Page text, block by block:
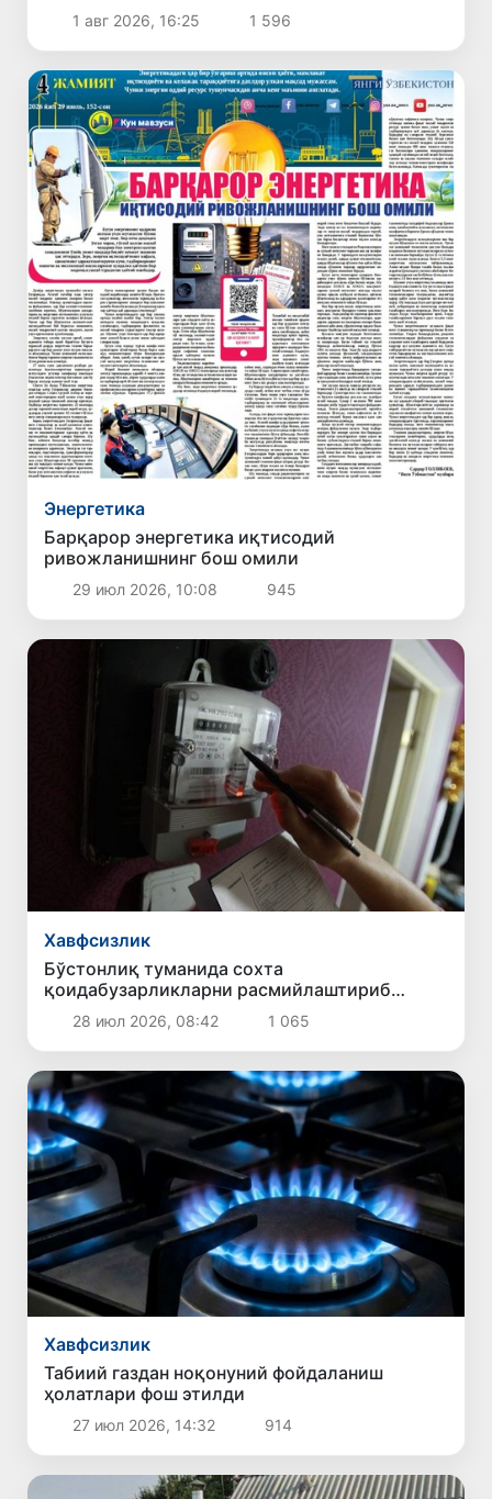
1 авг 2026, 16:25 1 596
Энергетика
Барқарор энергетика иқтисодий
ривожланишнинг бош омили
29 июл 2026, 10:08 945
Хавфсизлик
Бўстонлиқ туманида сохта
қоидабузарликларни расмийлаштириб
келган газчи фош этилди
28 июл 2026, 08:42 1 065
Хавфсизлик
Табиий газдан ноқонуний фойдаланиш
ҳолатлари фош этилди
27 июл 2026, 14:32 914